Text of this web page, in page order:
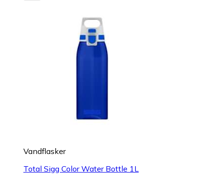
Vandflasker
Total Sigg Color Water Bottle 1L